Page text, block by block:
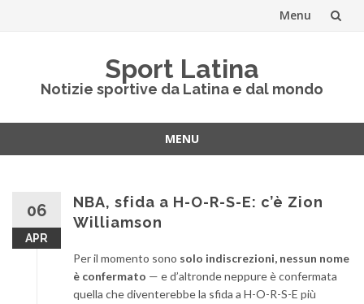
Menu
Sport Latina
Notizie sportive da Latina e dal mondo
MENU
06
APR
NBA, sfida a H-O-R-S-E: c’è Zion
Williamson
Per il momento sono solo indiscrezioni, nessun nome
è confermato — e d’altronde neppure è confermata
quella che diventerebbe la sfida a H-O-R-S-E più